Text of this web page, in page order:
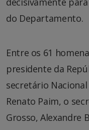
do Departamento.
Entre os 61
presidente da
secretário Nacional
Renato Paim, o
Grosso, Alexandre